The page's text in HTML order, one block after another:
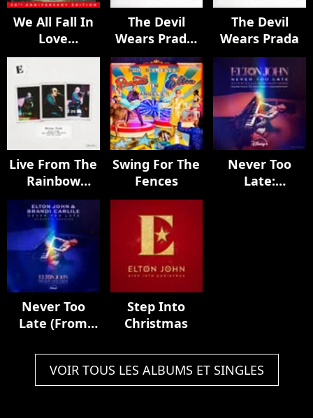
We All Fall In
Love
Sometimes
Demo)
The Devil
Wears Prada:
A New Musical
The Devil
Wears Prada
Live From The
Rainbow
Theatre With
Ray Cooper
Swing For The
Fences
Never Too
Late:
Never Too
Late (From
“Elton John:
Never Too
Late”)
Step Into
Christmas
VOIR TOUS LES ALBUMS ET SINGLES